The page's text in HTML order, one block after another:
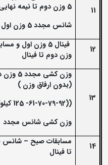
11
5 وزن دوم تا نیمه نهایی
شانس مجدد 5 وزن اول
12
وزن دوم تا فینال
13
وزن کشی
(بدون ارفاق وزن )
((61-70-79-92- 125 کیلوگرم))
وزن کشی شانس مجدد
14 مسابقات صبح – شانس
تا فینال